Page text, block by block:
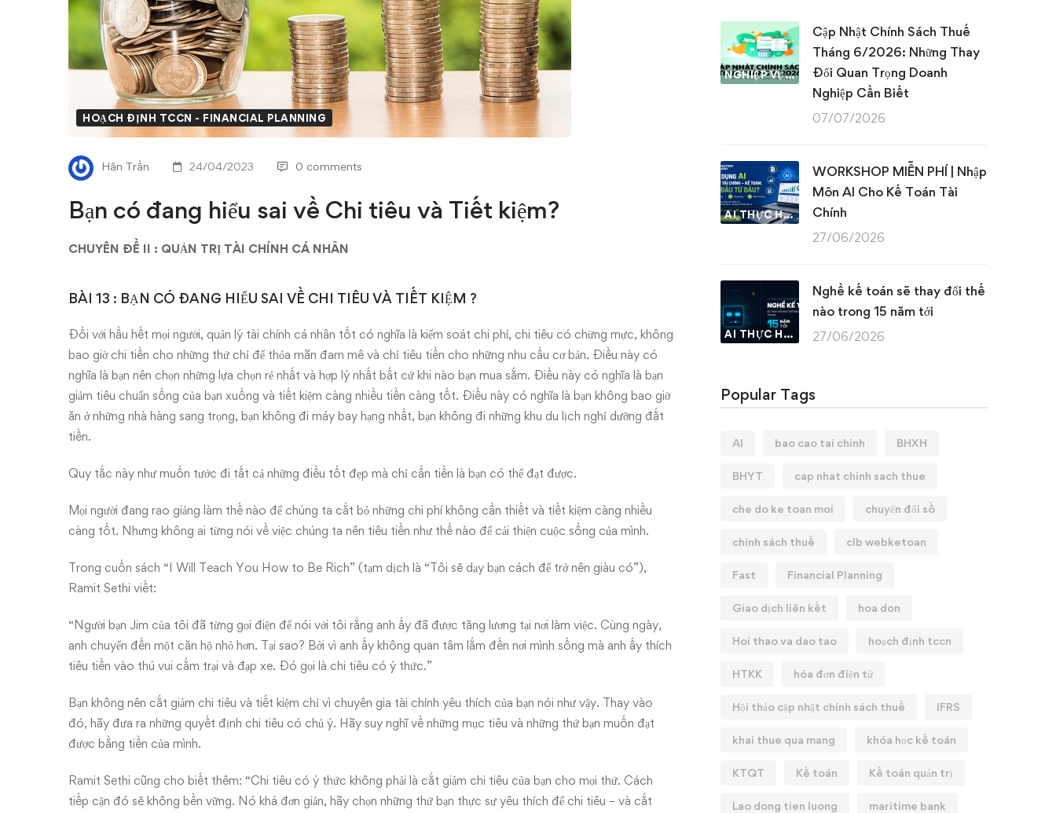
về
Chi
tiêu
Tiết
kiệm?
HOẠCH ĐỊNH TCCN - FINANCIAL PLANNING
Hân Trần 24/04/2023 0 comments
Bạn có đang hiểu sai về Chi tiêu và Tiết kiệm?
CHUYÊN ĐỀ II : QUẢN TRỊ TÀI CHÍNH CÁ NHÂN
BÀI 13 : BẠN CÓ ĐANG HIỂU SAI VỀ CHI TIÊU VÀ TIẾT KIỆM ?
Đối với hầu hết mọi người, quản lý tài chính cá nhân tốt có nghĩa là kiểm soát chi phí, chi tiêu có chừng mực, không
bao giờ chi tiền cho những thứ chỉ để thỏa mãn đam mê và chỉ tiêu tiền cho những nhu cầu cơ bản. Điều này có
nghĩa là bạn nên chọn những lựa chọn rẻ nhất và hợp lý nhất bất cứ khi nào bạn mua sắm. Điều này có nghĩa là bạn
giảm tiêu chuẩn sống của bạn xuống và tiết kiệm càng nhiều tiền càng tốt. Điều này có nghĩa là bạn không bao giờ
ăn ở những nhà hàng sang trọng, bạn không đi máy bay hạng nhất, bạn không đi những khu du lịch nghỉ dưỡng đắt
tiền.
Quy tắc này như muốn tước đi tất cả những điều tốt đẹp mà chỉ cần tiền là bạn có thể đạt được.
Mọi người đang rao giảng làm thế nào để chúng ta cắt bỏ những chi phí không cần thiết và tiết kiệm càng nhiều
càng tốt. Nhưng không ai từng nói về việc chúng ta nên tiêu tiền như thế nào để cải thiện cuộc sống của mình.
Trong cuốn sách “I Will Teach You How to Be Rich” (tạm dịch là “Tôi sẽ dạy bạn cách để trở nên giàu có”),
Ramit Sethi viết:
“Người bạn Jim của tôi đã từng gọi điện để nói với tôi rằng anh ấy đã được tăng lương tại nơi làm việc. Cùng ngày,
anh chuyển đến một căn hộ nhỏ hơn. Tại sao? Bởi vì anh ấy không quan tâm lắm đến nơi mình sống mà anh ấy thích
tiêu tiền vào thú vui cắm trại và đạp xe. Đó gọi là chi tiêu có ý thức.”
Bạn không nên cắt giảm chi tiêu và tiết kiệm chỉ vì chuyên gia tài chính yêu thích của bạn nói như vậy. Thay vào
đó, hãy đưa ra những quyết định chi tiêu có chủ ý. Hãy suy nghĩ về những mục tiêu và những thứ bạn muốn đạt
được bằng tiền của mình.
Ramit Sethi cũng cho biết thêm: “Chi tiêu có ý thức không phải là cắt giảm chi tiêu của bạn cho mọi thứ. Cách
tiếp cận đó sẽ không bền vững. Nó khá đơn giản, hãy chọn những thứ bạn thực sự yêu thích để chi tiêu – và cắt
NGHIỆP VỤ KẾ TOÁN & THUẾ
Cập Nhật Chính Sách Thuế
Tháng 6/2026: Những Thay
Đổi Quan Trọng Doanh
Nghiệp Cần Biết
07/07/2026
AI THỰC HÀNH
WORKSHOP MIỄN PHÍ | Nhập
Môn AI Cho Kế Toán Tài
Chính
27/06/2026
AI THỰC HÀNH
Nghề kế toán sẽ thay đổi thế
nào trong 15 năm tới
27/06/2026
Popular Tags
AI bao cao tai chinh BHXH
BHYT cap nhat chinh sach thue
che do ke toan moi chuyển đổi số
chính sách thuế clb webketoan
Fast Financial Planning
Giao dịch liên kết hoa don
Hoi thao va dao tao hoạch định tccn
HTKK hóa đơn điện tử
Hội thảo cập nhật chính sách thuế IFRS
khai thue qua mang khóa học kế toán
KTQT Kế toán Kế toán quản trị
Lao dong tien luong maritime bank